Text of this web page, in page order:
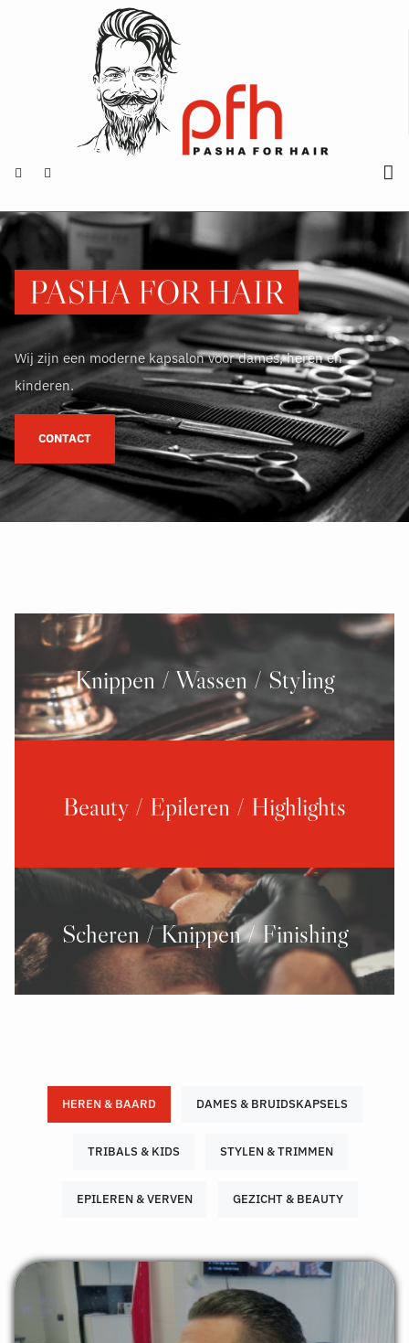
PASHA FOR HAIR
Wij zijn een moderne kapsalon voor dames, heren en
kinderen.
CONTACT
Knippen / Wassen / Styling
Beauty / Epileren / Highlights
Scheren / Knippen / Finishing
HEREN & BAARD DAMES & BRUIDSKAPSELS
TRIBALS & KIDS STYLEN & TRIMMEN
EPILEREN & VERVEN GEZICHT & BEAUTY